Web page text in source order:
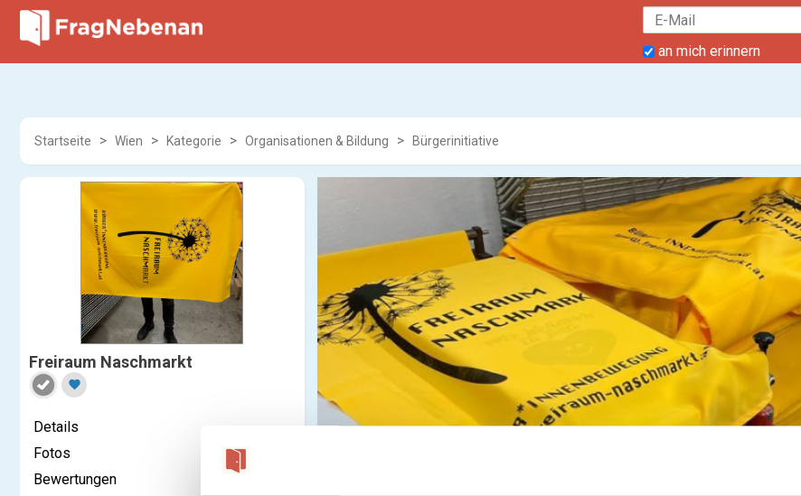
an mich erinnern
Startseite Wien Kategorie Organisationen & Bildung Bürgerinitiative
Freiraum Naschmarkt
favorite
Details
Fotos
Bewertungen